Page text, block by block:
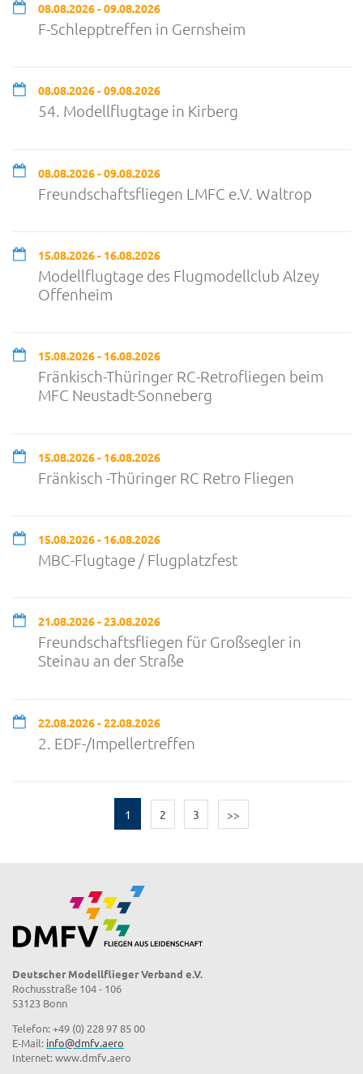
08.08.2026 - 09.08.2026
F-Schlepptreffen in Gernsheim
08.08.2026 - 09.08.2026
54. Modellflugtage in Kirberg
08.08.2026 - 09.08.2026
Freundschaftsfliegen LMFC e.V. Waltrop
15.08.2026 - 16.08.2026
Modellflugtage des Flugmodellclub Alzey
Offenheim
15.08.2026 - 16.08.2026
Fränkisch-Thüringer RC-Retrofliegen beim
MFC Neustadt-Sonneberg
15.08.2026 - 16.08.2026
Fränkisch -Thüringer RC Retro Fliegen
15.08.2026 - 16.08.2026
MBC-Flugtage / Flugplatzfest
21.08.2026 - 23.08.2026
Freundschaftsfliegen für Großsegler in
Steinau an der Straße
22.08.2026 - 22.08.2026
2. EDF-/Impellertreffen
1 2 3 >>
Deutscher Modellflieger Verband e.V.
Rochusstraße 104 - 106
53123 Bonn
Telefon: +49 (0) 228 97 85 00
E-Mail: info@dmfv.aero
Internet: www.dmfv.aero